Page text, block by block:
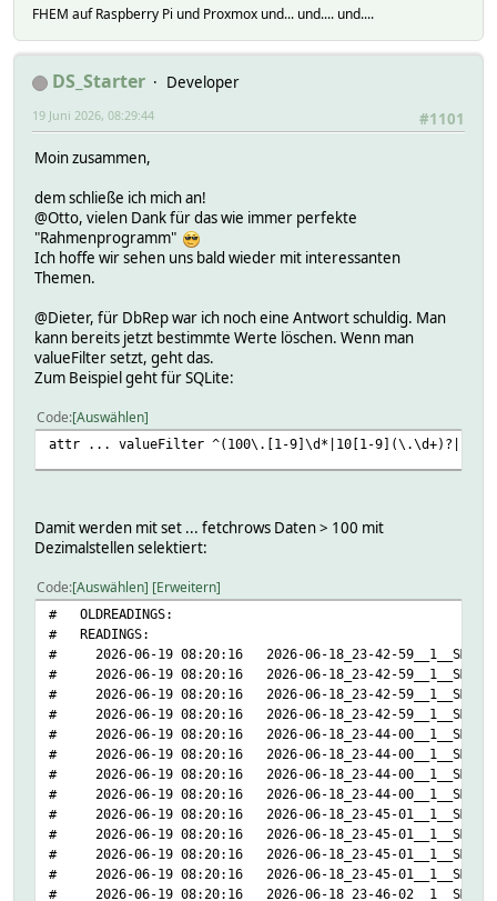
FHEM auf Raspberry Pi und Proxmox und... und.... und....
DS_Starter
Developer
#1101
19 Juni 2026, 08:29:44
Moin zusammen,
dem schließe ich mich an!
@Otto, vielen Dank für das wie immer perfekte
"Rahmenprogramm"
Ich hoffe wir sehen uns bald wieder mit interessanten
Themen.
@Dieter, für DbRep war ich noch eine Antwort schuldig. Man
kann bereits jetzt bestimmte Werte löschen. Wenn man
valueFilter setzt, geht das.
Zum Beispiel geht für SQLite:
Code Auswählen
attr ... valueFilter ^(100\.[1-9]\d*|10[1-
Damit werden mit set ... fetchrows Daten > 100 mit
Dezimalstellen selektiert:
Code Auswählen Erweitern
# OLDREADINGS:
# READINGS:
# 2026-06-19 08:20:16 2026-06-18_23-42-
# 2026-06-19 08:20:16 2026-06-18_23-42-
# 2026-06-19 08:20:16 2026-06-18_23-42-
# 2026-06-19 08:20:16 2026-06-18_23-42-
# 2026-06-19 08:20:16 2026-06-18_23-44-
# 2026-06-19 08:20:16 2026-06-18_23-44-
# 2026-06-19 08:20:16 2026-06-18_23-44-
# 2026-06-19 08:20:16 2026-06-18_23-44-
# 2026-06-19 08:20:16 2026-06-18_23-45-
# 2026-06-19 08:20:16 2026-06-18_23-45-
# 2026-06-19 08:20:16 2026-06-18_23-45-
# 2026-06-19 08:20:16 2026-06-18_23-45-
# 2026-06-19 08:20:16 2026-06-18_23-46-